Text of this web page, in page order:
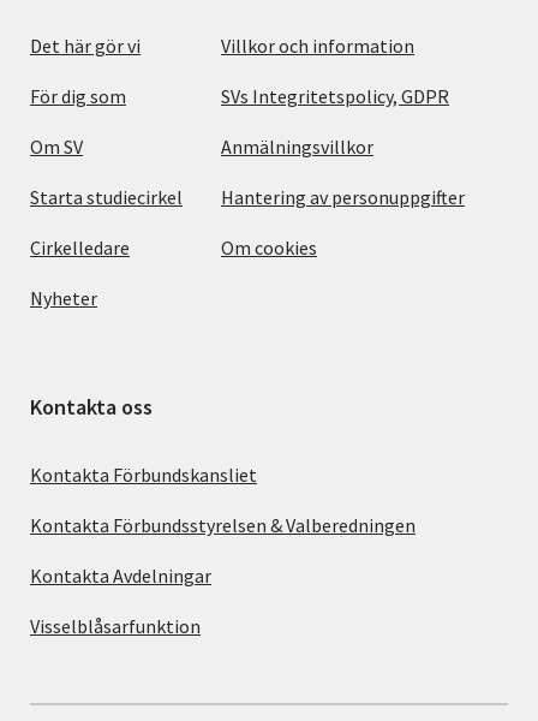
Det här gör vi
För dig som
Om SV
Starta studiecirkel
Cirkelledare
Nyheter
Villkor och information
SVs Integritetspolicy, GDPR
Anmälningsvillkor
Hantering av personuppgifter
Om cookies
Kontakta oss
Kontakta Förbundskansliet
Kontakta Förbundsstyrelsen & Valberedningen
Kontakta Avdelningar
Visselblåsarfunktion